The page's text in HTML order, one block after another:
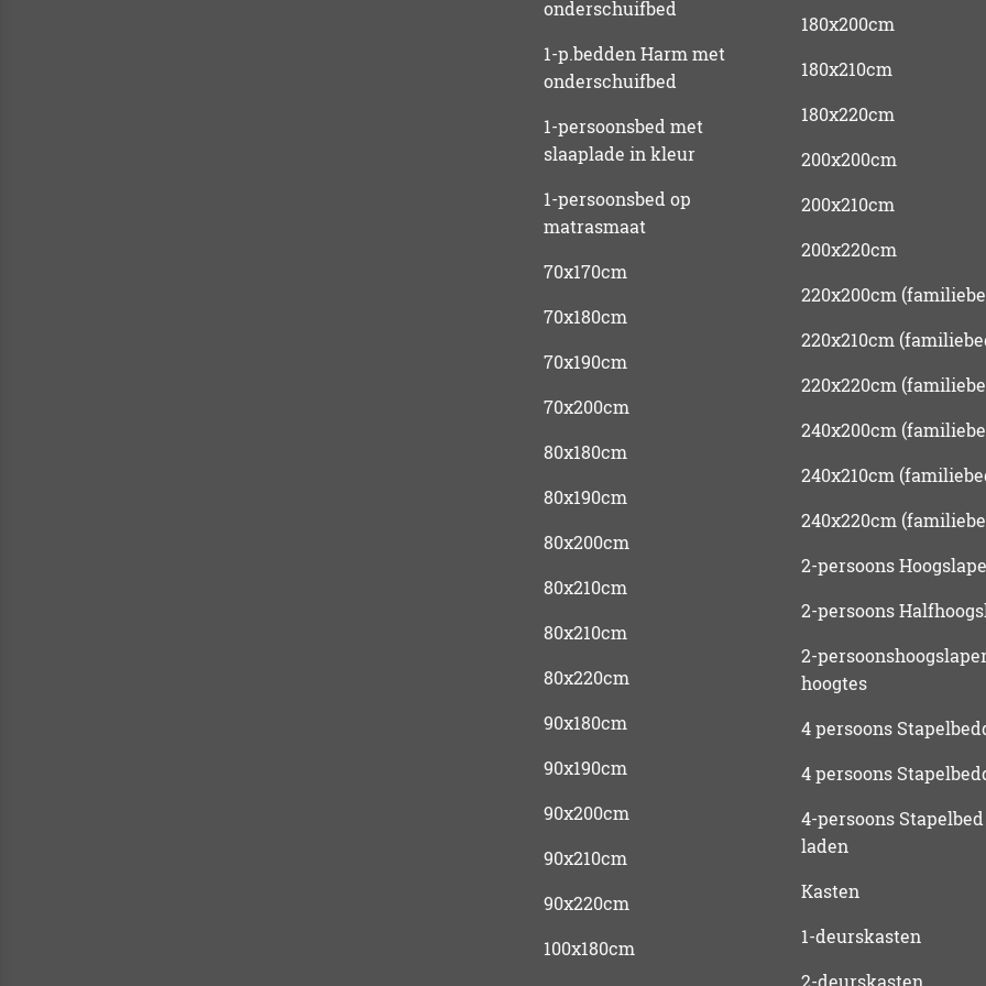
onderschuifbed
1-p.bedden Harm met
onderschuifbed
1-persoonsbed met
slaaplade in kleur
1-persoonsbed op
matrasmaat
70x170cm
70x180cm
70x190cm
70x200cm
80x180cm
80x190cm
80x200cm
80x210cm
80x210cm
80x220cm
90x180cm
90x190cm
90x200cm
90x210cm
90x220cm
100x180cm
180x200cm
180x210cm
180x220cm
200x200cm
200x210cm
200x220cm
220x200cm
220x210cm
220x220cm
240x200cm
240x210cm
240x220cm
2-persoons
2-persoons
2-
hoogtes
4 persoons
4 persoons
4-persoons
laden
Kasten
1-deurskasten
2-deurskasten